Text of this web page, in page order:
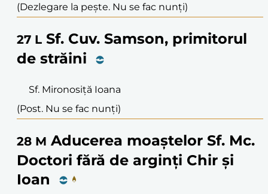
(Dezlegare la pește. Nu se fac nunți)
27 L Sf. Cuv. Samson, primitorul
de străini
Sf. Mironosiță Ioana
(Post. Nu se fac nunți)
28 M Aducerea moaștelor Sf. Mc.
Doctori fără de arginți Chir și
Ioan